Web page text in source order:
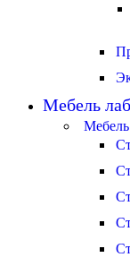
Мебель